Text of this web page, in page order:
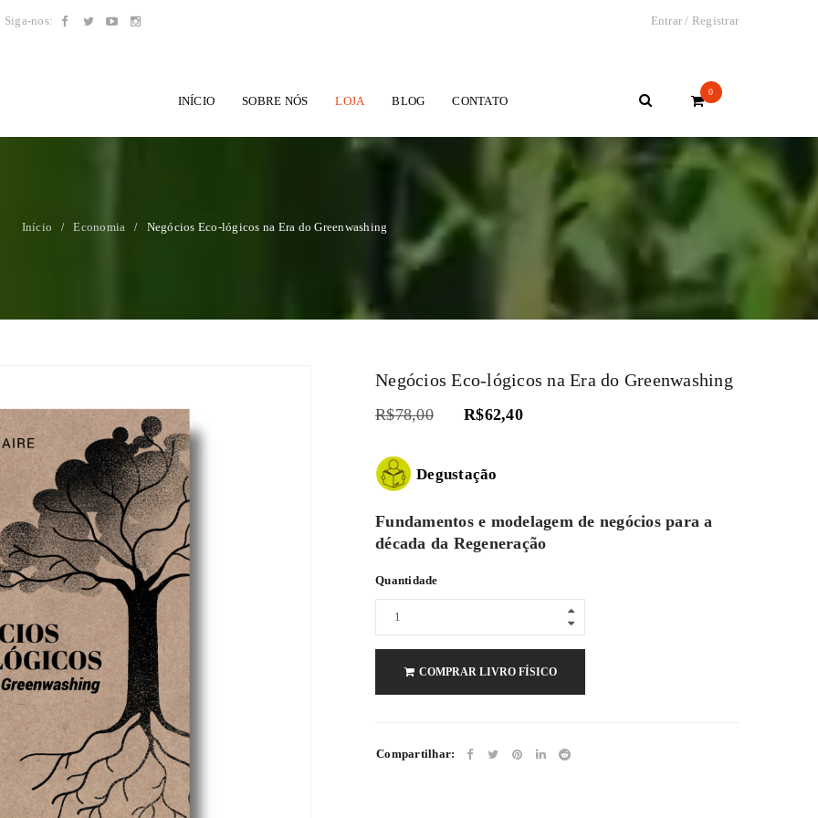
Siga-nos: Entrar / Registrar
INÍCIO SOBRE NÓS LOJA BLOG CONTATO
0
Início / Economia / Negócios Eco-lógicos na Era do Greenwashing
Negócios Eco-lógicos na Era do Greenwashing
R$78,00 R$62,40
Degustação
Fundamentos e modelagem de negócios para a
década da Regeneração
Quantidade
COMPRAR LIVRO FÍSICO
Compartilhar: